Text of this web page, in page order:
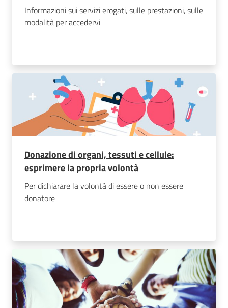
Informazioni sui servizi erogati, sulle prestazioni, sulle
modalità per accedervi
Donazione di organi, tessuti e cellule:
esprimere la propria volontà
Per dichiarare la volontà di essere o non essere
donatore